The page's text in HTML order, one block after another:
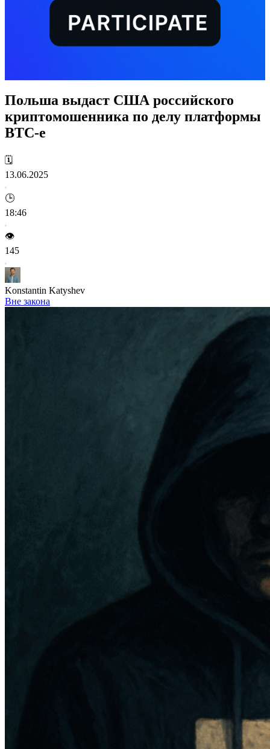
Польшa выдаст США российского
криптомошенника по делу платформы
BTC-e
🗓️
13.06.2025
🕒
18:46
👁️
145
Konstantin Katyshev
Вне закона